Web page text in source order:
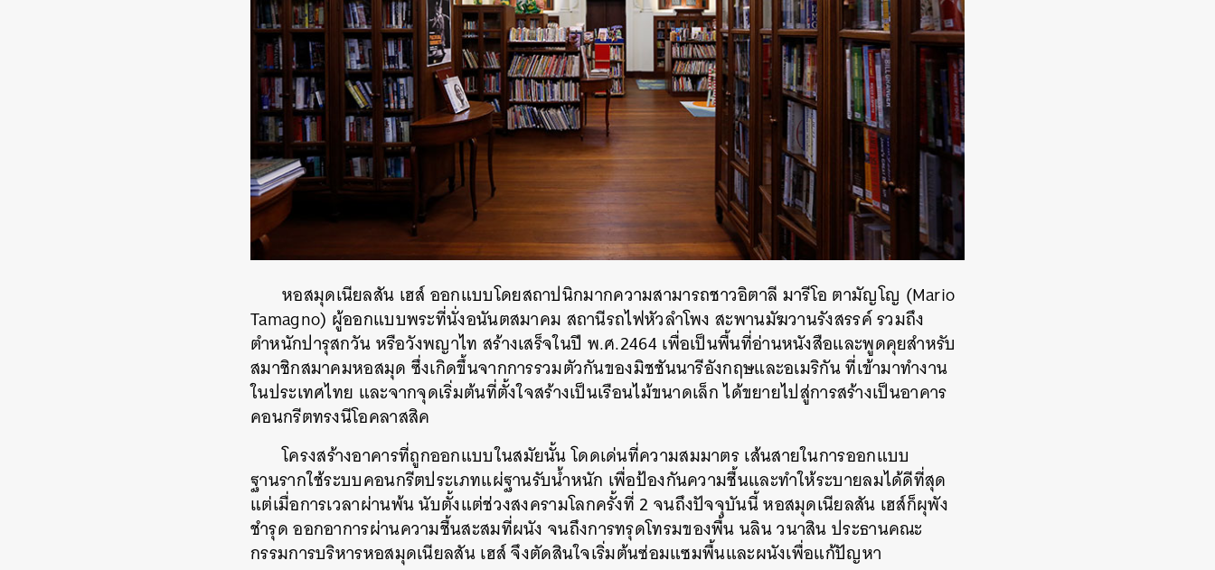
หอสมุดเนียลสัน เฮส์ ออกแบบโดยสถาปนิกมากความสามารถชาวอิตาลี มารีโอ ตามัญโญ (Mario
Tamagno) ผู้ออกแบบพระที่นั่งอนันตสมาคม สถานีรถไฟหัวลำโพง สะพานมัฆวานรังสรรค์ รวมถึง
ตำหนักปารุสกวัน หรือวังพญาไท สร้างเสร็จในปี พ.ศ.2464 เพื่อเป็นพื้นที่อ่านหนังสือและพูดคุยสำหรับ
สมาชิกสมาคมหอสมุด ซึ่งเกิดขึ้นจากการรวมตัวกันของมิชชันนารีอังกฤษและอเมริกันที่เข้ามาทำงาน
ในประเทศไทย และจากจุดเริ่มต้นที่ตั้งใจสร้างเป็นเรือนไม้ขนาดเล็ก ได้ขยายไปสู่การสร้างเป็นอาคาร
คอนกรีตทรงนีโอคลาสสิค
โครงสร้างอาคารที่ถูกออกแบบในสมัยนั้น โดดเด่นที่ความสมมาตร เส้นสายในการออกแบบ
ฐานรากใช้ระบบคอนกรีตประเภทแผ่ฐานรับน้ำหนัก เพื่อป้องกันความชื้นและทำให้ระบายลมได้ดีที่สุด
แต่เมื่อการเวลาผ่านพ้นนับตั้งแต่ช่วงสงครามโลกครั้งที่ 2 จนถึงปัจจุบันนี้ หอสมุดเนียลสัน เฮส์ก็ผุพัง
ชำรุด ออกอาการผ่านความชื้นสะสมที่ผนัง จนถึงการทรุดโทรมของพื้น นลิน วนาสิน ประธานคณะ
กรรมการบริหารหอสมุดเนียลสัน เฮส์ จึงตัดสินใจเริ่มต้นซ่อมแซมพื้นและผนังเพื่อแก้ปัญหา
SHARE TWEET LINE EMAIL